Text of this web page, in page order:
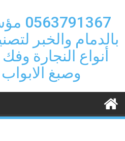
content
بالدمام والخبر
أنواع النجارة
وصبغ